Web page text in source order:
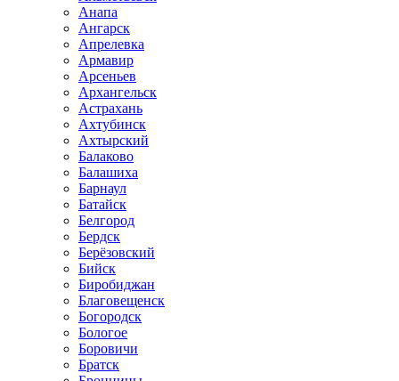
Анапа
Ангарск
Апрелевка
Армавир
Арсеньев
Архангельск
Астрахань
Ахтубинск
Ахтырский
Балаково
Балашиха
Барнаул
Батайск
Белгород
Бердск
Берёзовский
Бийск
Биробиджан
Благовещенск
Богородск
Бологое
Боровичи
Братск